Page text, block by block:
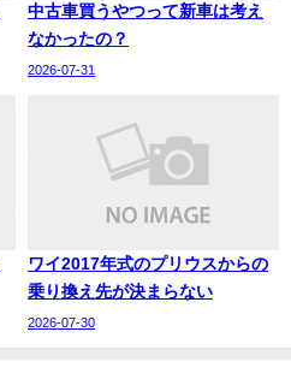
中古車買うやつって新車は考え
なかったの？
2026-07-31
ワイ2017年式のプリウスからの
乗り換え先が決まらない
2026-07-30